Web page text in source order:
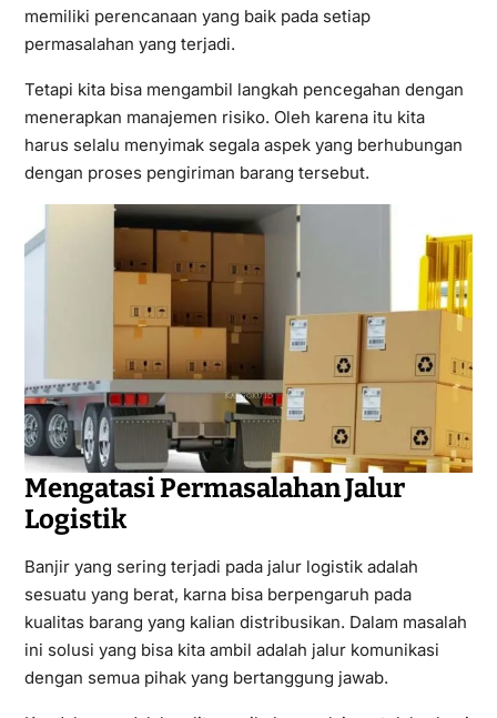
memiliki perencanaan yang baik pada setiap
permasalahan yang terjadi.
Tetapi kita bisa mengambil langkah pencegahan dengan
menerapkan manajemen risiko. Oleh karena itu kita
harus selalu menyimak segala aspek yang berhubungan
dengan proses pengiriman barang tersebut.
Mengatasi Permasalahan Jalur
Logistik
Banjir yang sering terjadi pada jalur logistik adalah
sesuatu yang berat, karna bisa berpengaruh pada
kualitas barang yang kalian distribusikan. Dalam masalah
ini solusi yang bisa kita ambil adalah jalur komunikasi
dengan semua pihak yang bertanggung jawab.